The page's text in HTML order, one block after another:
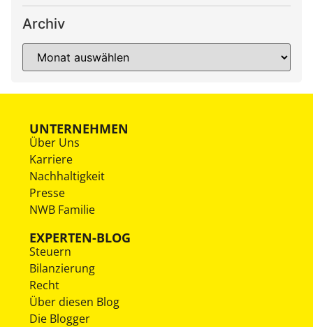
Archiv
UNTERNEHMEN
Über Uns
Karriere
Nachhaltigkeit
Presse
NWB Familie
EXPERTEN-BLOG
Steuern
Bilanzierung
Recht
Über diesen Blog
Die Blogger